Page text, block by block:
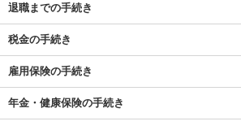
退職までの手続き
税金の手続き
雇用保険の手続き
年金・健康保険の手続き